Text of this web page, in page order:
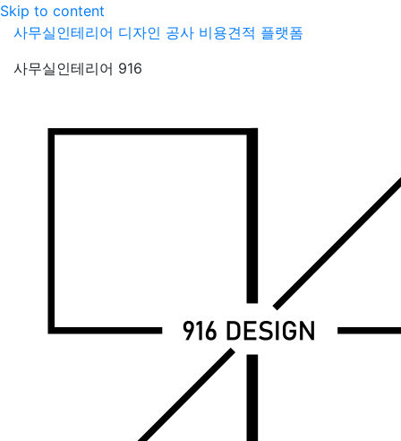
Skip to content
사무실인테리어 디자인 공사 비용견적 플랫폼
사무실인테리어 916